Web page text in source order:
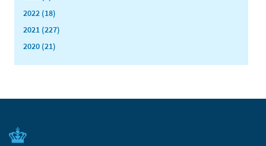
2022 (18)
2021 (227)
2020 (21)